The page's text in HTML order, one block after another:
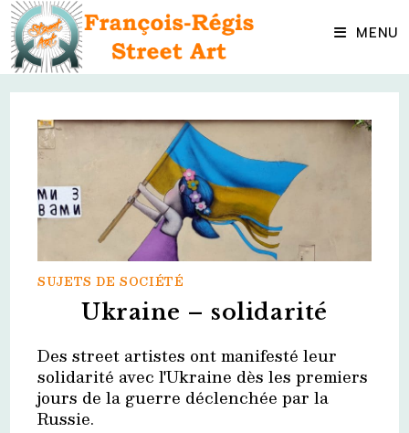
Skip
content MENU
SUJETS DE SOCIÉTÉ
Ukraine – solidarité
Des street artistes ont manifesté leur
solidarité avec l'Ukraine dès les premiers
jours de la guerre déclenchée par la
Russie.